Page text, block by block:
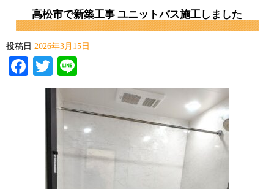
高松市で新築工事 ユニットバス施工しました
投稿日 2026年3月15日
Facebook
Twitter